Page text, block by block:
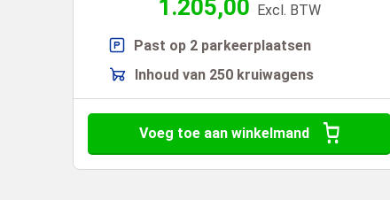
1.205,00 Excl. BTW
Past op 2 parkeerplaatsen
Inhoud van 250 kruiwagens
Voeg toe aan winkelmand